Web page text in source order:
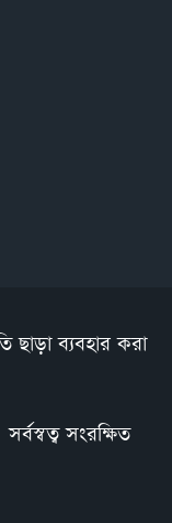
ব্যবহার করা
সংরক্ষিত